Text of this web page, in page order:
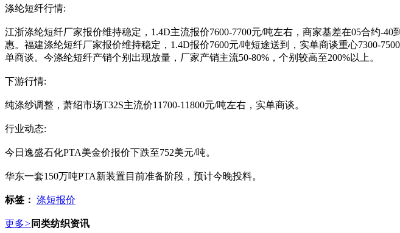
涤纶短纤行情:
江浙涤纶短纤厂家报价维持稳定，1.4D主流报价7600-7700元/吨左右，商家基差在05合约-
惠。福建涤纶短纤厂家报价维持稳定，1.4D报价7600元/吨短途送到，实单商谈重心7300-
单商谈。今涤纶短纤产销个别出现放量，厂家产销主流50-80%，个别较高至200%以上。
下游行情:
纯涤纱调整，萧绍市场T32S主流价11700-11800元/吨左右，实单商谈。
行业动态:
今日逸盛石化PTA美金价报价下跌至752美元/吨。
华东一套150万吨PTA新装置目前准备阶段，预计今晚投料。
标签： 涤短报价
更多> 同类纺织资讯